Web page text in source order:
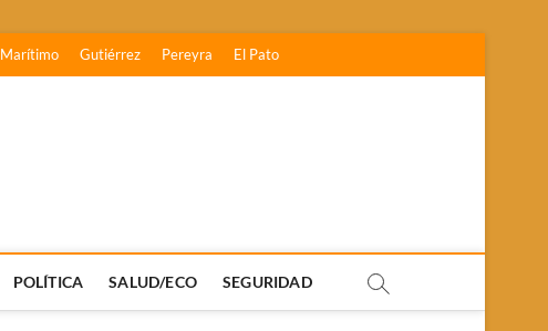
Marítimo Gutiérrez Pereyra El Pato
POLÍTICA SALUD/ECO SEGURIDAD